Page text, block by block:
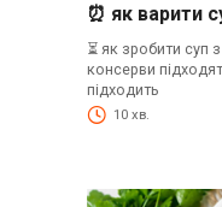
⏰ як варити
⏳ як зробити суп
консерви
підходить
10 хв.